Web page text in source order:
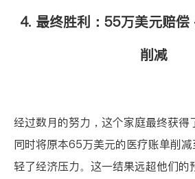
4. 最终胜利：55万美元赔
削减
经过数月的努力，这个家庭最终获得
同时将原本65万美元的医疗账单削
轻了经济压力。这一结果远超他们的